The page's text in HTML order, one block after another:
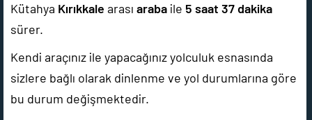
Kütahya Kırıkkale arası araba ile 5 saat 37 dakika
sürer.
Kendi araçınız ile yapacağınız yolculuk esnasında
sizlere bağlı olarak dinlenme ve yol durumlarına göre
bu durum değişmektedir.